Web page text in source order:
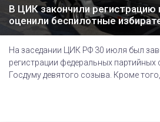
В ЦИК закончили регистрацию
оценили беспилотные
На заседании ЦИК РФ 30 июля был
регистрации федеральных партийных
Госдуму девятого созыва. Кроме того,